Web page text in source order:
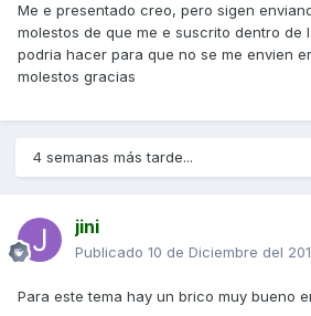
Me e presentado creo, pero sigen
molestos de que me e suscrito dentro de
podria hacer para que no se me envien
molestos gracias
4 semanas más tarde...
jini
Publicado 10 de Diciembre del
Para este tema hay un brico muy bueno